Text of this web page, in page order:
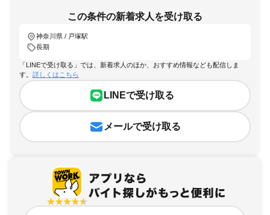
この条件の新着求人を受け取る
神奈川県 / 戸塚駅
長期
「LINEで受け取る」では、新着求人のほか、おすすめ情報なども配信しま
す。 詳しくはこちら
LINEで受け取る
メールで受け取る